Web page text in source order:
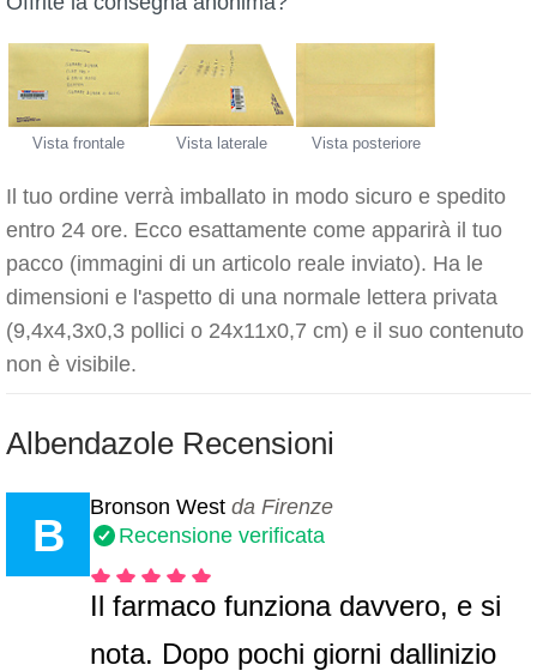
Vista frontale Vista laterale Vista posteriore
Il tuo ordine verrà imballato in modo sicuro e spedito
entro 24 ore. Ecco esattamente come apparirà il tuo
pacco (immagini di un articolo reale inviato). Ha le
dimensioni e l'aspetto di una normale lettera privata
(9,4x4,3x0,3 pollici o 24x11x0,7 cm) e il suo contenuto
non è visibile.
Albendazole Recensioni
B
Bronson West da Firenze
Recensione verificata
Il farmaco funziona davvero, e si
nota. Dopo pochi giorni dallinizio